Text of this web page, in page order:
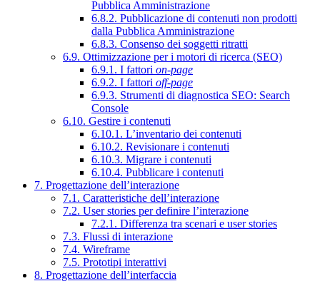
Pubblica Amministrazione
6.8.2. Pubblicazione di contenuti non prodotti
dalla Pubblica Amministrazione
6.8.3. Consenso dei soggetti ritratti
6.9. Ottimizzazione per i motori di ricerca (SEO)
6.9.1. I fattori on-page
6.9.2. I fattori off-page
6.9.3. Strumenti di diagnostica SEO: Search
Console
6.10. Gestire i contenuti
6.10.1. L’inventario dei contenuti
6.10.2. Revisionare i contenuti
6.10.3. Migrare i contenuti
6.10.4. Pubblicare i contenuti
7. Progettazione dell’interazione
7.1. Caratteristiche dell’interazione
7.2. User stories per definire l’interazione
7.2.1. Differenza tra scenari e user stories
7.3. Flussi di interazione
7.4. Wireframe
7.5. Prototipi interattivi
8. Progettazione dell’interfaccia